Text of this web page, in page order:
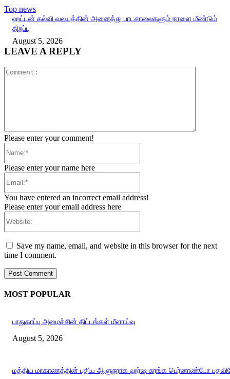
Top news
ஹட்டன் கல்வி வலயத்தின் அனைத்து பாடசாலைகளும் நாளை மீண்டும்
திறப்பு
August 5, 2026
LEAVE A REPLY
Please enter your comment!
Please enter your name here
You have entered an incorrect email address!
Please enter your email address here
Save my name, email, and website in this browser for the next
time I comment.
MOST POPULAR
பாதுகாப்பு அமைச்சின் திட்டங்கள் மீளாய்வு
August 5, 2026
மத்திய மாகாணத்தின் புதிய ஆளுநராக ஹர்ஷ சுரங்க பெர்னாண்டோ